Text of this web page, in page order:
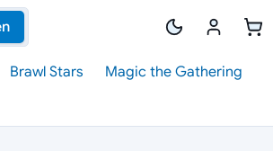
Brawl Stars
Magic the Gathering